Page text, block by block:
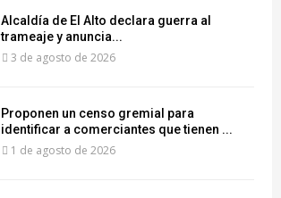
‎Alcaldía de El Alto declara guerra al
trameaje y anuncia...
3 de agosto de 2026
Proponen un censo gremial para
identificar a comerciantes que tienen ...
1 de agosto de 2026